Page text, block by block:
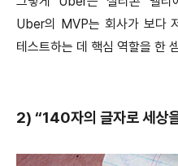
Uber의 MVP는 회사가 보다
테스트하는 데 핵심 역할을 한
2) “140자의 글자로 세